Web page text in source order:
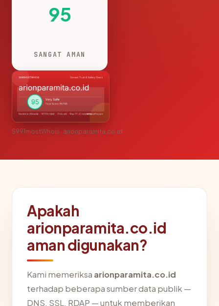
95
SANGAT AMAN
S991mostWhois · arionparamita.co.id
Apakah
arionparamita.co.id
aman digunakan?
Kami memeriksa arionparamita.co.id
terhadap beberapa sumber data publik —
DNS, SSL, RDAP — untuk memberikan